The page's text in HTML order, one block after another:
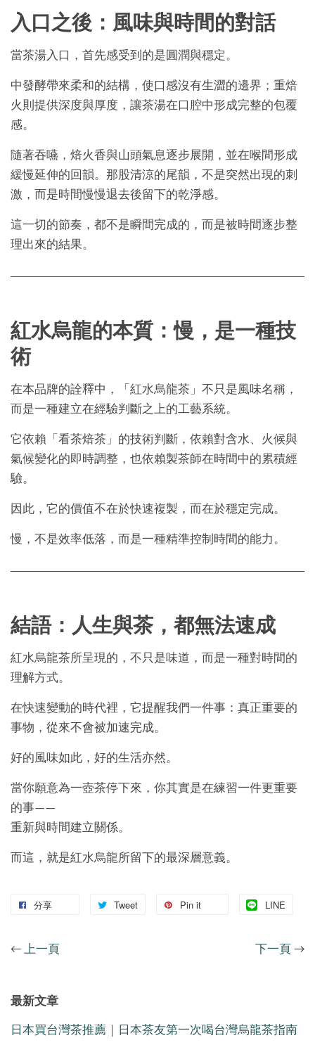
入口之後：風味與時間的對話
當茶湯入口，首先感受到的是圓潤與穩定。
中發酵帶來柔和的結構，使口感沒有生澀的邊界；重焙
火則提供深度與厚度，讓茶湯在口腔中形成完整的包覆
感。
隨著吞嚥，焙火香與山頭氣息逐步展開，並在喉間形成
緩慢延伸的回韻。那股清涼的尾韻，不是突然出現的刺
激，而是時間慢慢退去後留下的乾淨感。
這一切的節奏，都不是瞬間完成的，而是被時間逐步整
理出來的結果。
紅水烏龍的本質：慢，是一種技
術
在本品牌的詮釋中，「紅水烏龍茶」不只是風味名稱，
而是一種建立在經驗判斷之上的工藝系統。
它依賴「看茶焙茶」的技術判斷，依賴對含水、火候與
氣候變化的即時調整，也依賴製茶師在時間中的累積經
驗。
因此，它的價值不在於快速複製，而在於穩定完成。
慢，不是效率低落，而是一種精準控制時間的能力。
結語：人生與茶，都無法速成
紅水烏龍茶所呈現的，不只是味道，而是一種對時間的
理解方式。
在快速變動的時代裡，它提醒我們一件事：真正重要的
事物，從來不會被加速完成。
好的風味如此，好的生活亦然。
當你願意為一壺茶停下來，你其實是在練習一件更重要
的事——
重新與時間建立關係。
而這，就是紅水烏龍所留下的最深層意義。
分享 Tweet Pin it LINE
← 上一頁 下一頁 →
最新文章
日本買台灣茶推薦｜日本茶友第一次喝台灣烏龍茶指南